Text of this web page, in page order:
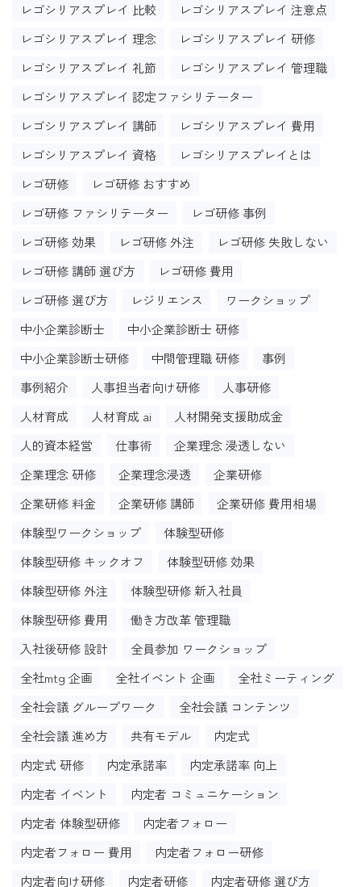
レゴシリアスプレイ 比較
レゴシリアスプレイ 注意点
レゴシリアスプレイ 理念
レゴシリアスプレイ 研修
レゴシリアスプレイ 礼節
レゴシリアスプレイ 管理職
レゴシリアスプレイ 認定ファシリテーター
レゴシリアスプレイ 講師
レゴシリアスプレイ 費用
レゴシリアスプレイ 資格
レゴシリアスプレイとは
レゴ研修
レゴ研修 おすすめ
レゴ研修 ファシリテーター
レゴ研修 事例
レゴ研修 効果
レゴ研修 外注
レゴ研修 失敗しない
レゴ研修 講師 選び方
レゴ研修 費用
レゴ研修 選び方
レジリエンス
ワークショップ
中小企業診断士
中小企業診断士 研修
中小企業診断士研修
中間管理職 研修
事例
事例紹介
人事担当者向け研修
人事研修
人材育成
人材育成 ai
人材開発支援助成金
人的資本経営
仕事術
企業理念 浸透しない
企業理念 研修
企業理念浸透
企業研修
企業研修 料金
企業研修 講師
企業研修 費用相場
体験型ワークショップ
体験型研修
体験型研修 キックオフ
体験型研修 効果
体験型研修 外注
体験型研修 新入社員
体験型研修 費用
働き方改革 管理職
入社後研修 設計
全員参加 ワークショップ
全社mtg 企画
全社イベント 企画
全社ミーティング
全社会議 グループワーク
全社会議 コンテンツ
全社会議 進め方
共有モデル
内定式
内定式 研修
内定承諾率
内定承諾率 向上
内定者 イベント
内定者 コミュニケーション
内定者 体験型研修
内定者フォロー
内定者フォロー 費用
内定者フォロー研修
内定者向け研修
内定者研修 内定者研修 選び方